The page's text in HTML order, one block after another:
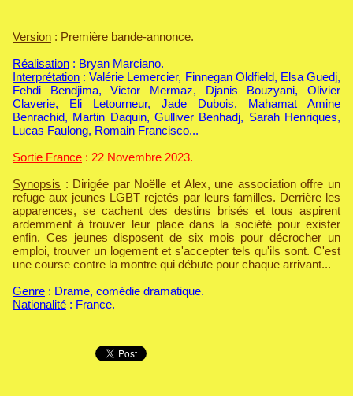
Version : Première bande-annonce.
Réalisation : Bryan Marciano.
Interprétation : Valérie Lemercier, Finnegan Oldfield, Elsa Guedj,
Fehdi Bendjima, Victor Mermaz, Djanis Bouzyani, Olivier
Claverie, Eli Letourneur, Jade Dubois, Mahamat Amine
Benrachid, Martin Daquin, Gulliver Benhadj, Sarah Henriques,
Lucas Faulong, Romain Francisco...
Sortie France : 22 Novembre 2023.
Synopsis : Dirigée par Noëlle et Alex, une association offre un
refuge aux jeunes LGBT rejetés par leurs familles. Derrière les
apparences, se cachent des destins brisés et tous aspirent
ardemment à trouver leur place dans la société pour exister
enfin. Ces jeunes disposent de six mois pour décrocher un
emploi, trouver un logement et s'accepter tels qu'ils sont. C'est
une course contre la montre qui débute pour chaque arrivant...
Genre : Drame, comédie dramatique.
Nationalité : France.